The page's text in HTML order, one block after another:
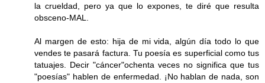
la crueldad, pero ya que lo expones, te diré que resulta
obsceno-MAL.
Al margen de esto: hija de mi vida, algún día todo lo que
vendes te pasará factura. Tu poesía es superficial como tus
tatuajes. Decir "cáncer"ochenta veces no significa que tus
"poesías" hablen de enfermedad. ¡No hablan de nada, son